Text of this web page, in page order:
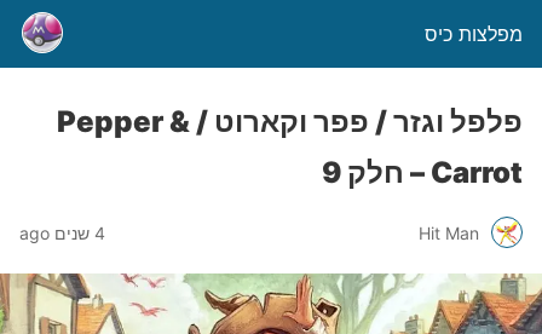
מפלצות כיס
פלפל וגזר / פפר וקארוט / Pepper &
Carrot – חלק 9
Hit Man 4 שנים ago